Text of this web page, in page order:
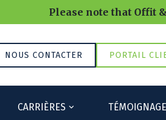
Please note that Offit &
NOUS CONTACTER PORTAIL
CARRIÈRES